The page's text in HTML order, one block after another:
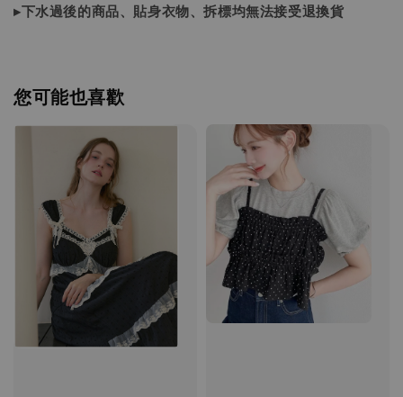
▸下水過後的商品、貼身衣物、拆標均無法接受退換貨
您可能也喜歡